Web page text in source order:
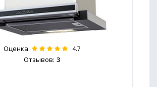
Оценка: 4.7
Отзывов: 3